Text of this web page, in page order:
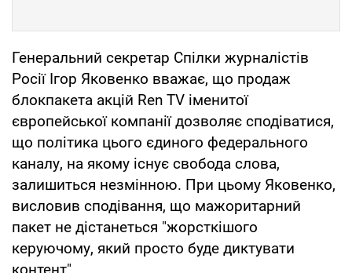
Генеральний секретар Спілки журналістів
Росії Ігор Яковенко вважає, що продаж
блокпакета акцій Ren TV іменитої
європейської компанії дозволяє сподіватися,
що політика цього єдиного федерального
каналу, на якому існує свобода слова,
залишиться незмінною. При цьому Яковенко,
висловив сподівання, що мажоритарний
пакет не дістанеться "жорсткішого
керуючому, який просто буде диктувати
контент".